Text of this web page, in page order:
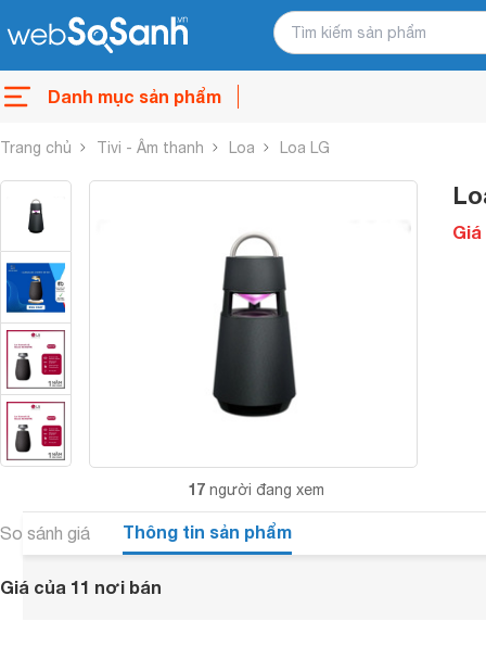
Danh mục sản phẩm
Trang chủ Tivi - Âm thanh Loa Loa LG
17 người đang xem
Giá
So sánh giá Thông tin sản phẩm
Giá của 11 nơi bán